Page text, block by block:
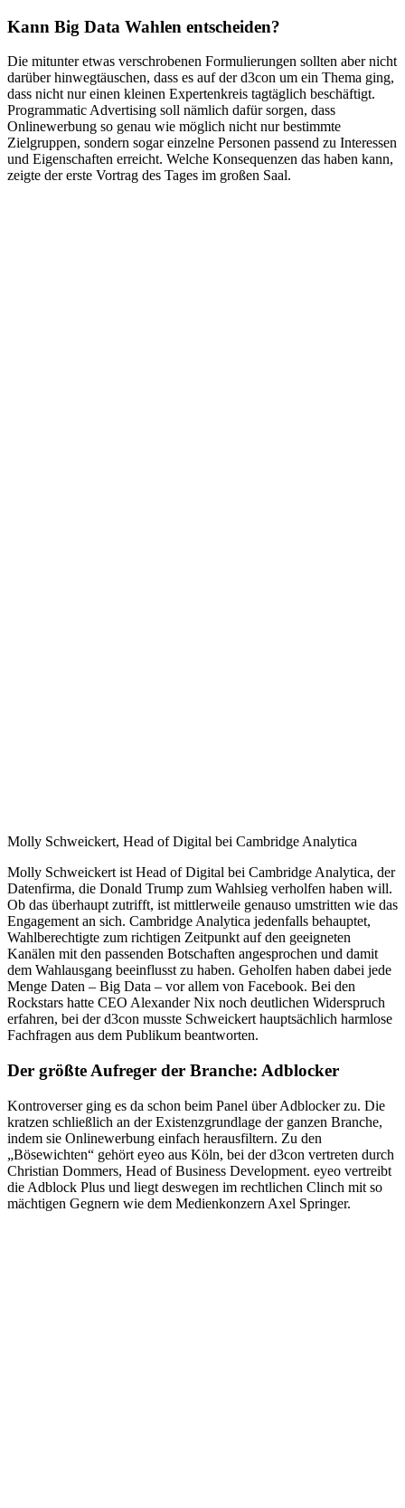
Kann Big Data Wahlen entscheiden?
Die mitunter etwas verschrobenen Formulierungen sollten aber nicht
darüber hinwegtäuschen, dass es auf der d3con um ein Thema ging,
dass nicht nur einen kleinen Expertenkreis tagtäglich beschäftigt.
Programmatic Advertising soll nämlich dafür sorgen, dass
Onlinewerbung so genau wie möglich nicht nur bestimmte
Zielgruppen, sondern sogar einzelne Personen passend zu Interessen
und Eigenschaften erreicht. Welche Konsequenzen das haben kann,
zeigte der erste Vortrag des Tages im großen Saal.
Molly Schweickert, Head of Digital bei Cambridge Analytica
Molly Schweickert ist Head of Digital bei Cambridge Analytica, der
Datenfirma, die Donald Trump zum Wahlsieg verholfen haben will.
Ob das überhaupt zutrifft, ist mittlerweile genauso umstritten wie das
Engagement an sich. Cambridge Analytica jedenfalls behauptet,
Wahlberechtigte zum richtigen Zeitpunkt auf den geeigneten
Kanälen mit den passenden Botschaften angesprochen und damit
dem Wahlausgang beeinflusst zu haben. Geholfen haben dabei jede
Menge Daten – Big Data – vor allem von Facebook. Bei den
Rockstars hatte CEO Alexander Nix noch deutlichen Widerspruch
erfahren, bei der d3con musste Schweickert hauptsächlich harmlose
Fachfragen aus dem Publikum beantworten.
Der größte Aufreger der Branche: Adblocker
Kontroverser ging es da schon beim Panel über Adblocker zu. Die
kratzen schließlich an der Existenzgrundlage der ganzen Branche,
indem sie Onlinewerbung einfach herausfiltern. Zu den
„Bösewichten“ gehört eyeo aus Köln, bei der d3con vertreten durch
Christian Dommers, Head of Business Development. eyeo vertreibt
die Adblock Plus und liegt deswegen im rechtlichen Clinch mit so
mächtigen Gegnern wie dem Medienkonzern Axel Springer.